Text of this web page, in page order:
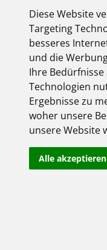
Diese Website
Targeting
besseres
und die
Ihre Bedürfnisse
Technologien
Ergebnisse zu
woher unsere
unsere Website
Alle akzeptieren